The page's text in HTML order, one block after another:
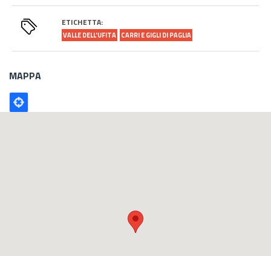
ETICHETTA:
VALLE DELL'UFITA CARRI E GIGLI DI PAGLIA
MAPPA
Poligono
GEO